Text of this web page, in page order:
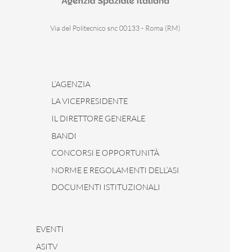
Via del Politecnico snc 00133 - Roma (RM)
L’AGENZIA
LA VICEPRESIDENTE
IL DIRETTORE GENERALE
BANDI
CONCORSI E OPPORTUNITÀ
NORME E REGOLAMENTI DELL’ASI
DOCUMENTI ISTITUZIONALI
EVENTI
ASITV